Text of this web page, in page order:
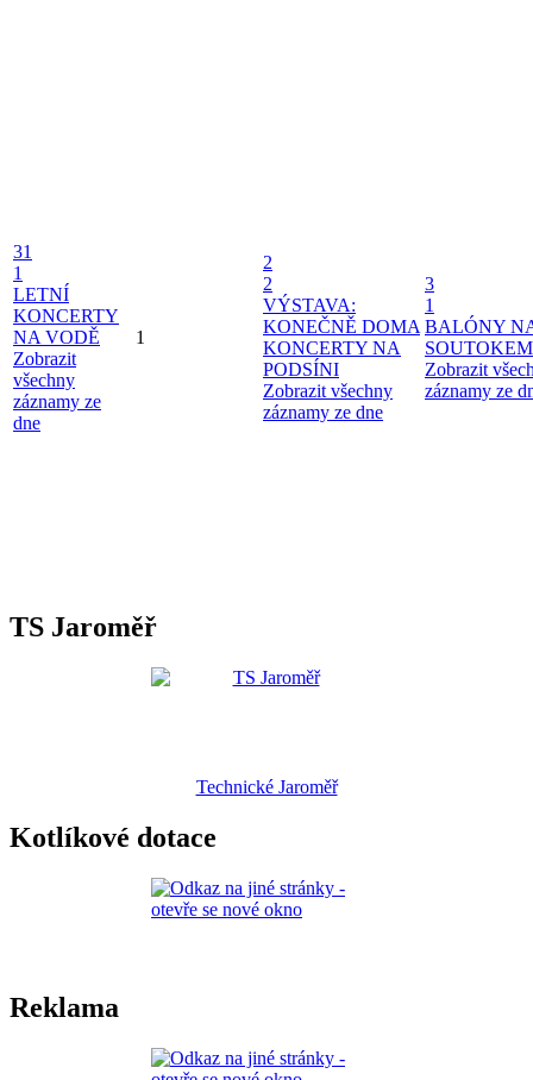
31
1
LETNÍ
KONCERTY
NA VODĚ
Zobrazit
všechny
záznamy ze
dne
1
2
2
VÝSTAVA:
KONEČNĚ DOMA
KONCERTY NA
PODSÍNI
Zobrazit všechny
záznamy ze dne
3
1
BALÓNY
SOUTOKEM
Zobrazit
záznamy ze
TS Jaroměř
Technické Jaroměř
Kotlíkové dotace
Reklama